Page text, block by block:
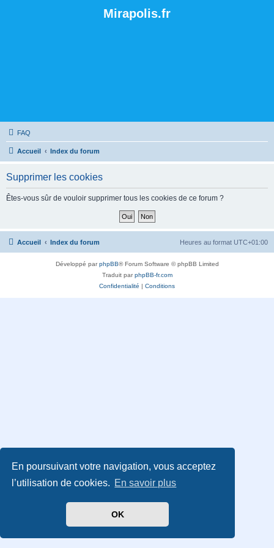
En poursuivant votre navigation, vous acceptez
l’utilisation de cookies. En savoir plus
OK
Mirapolis.fr
FAQ
Accueil Index du forum
Supprimer les cookies
Êtes-vous sûr de vouloir supprimer tous les cookies de ce forum ?
Accueil Index du forum Heures au format UTC+01:00
Développé parphpBB® Forum Software © phpBB Limited
Traduit parphpBB-fr.com
Confidentialité | Conditions